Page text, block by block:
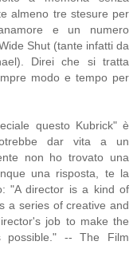
almeno tre stesure per
e un numero
Shut (tante infatti da
Direi che si tratta
modo e tempo per
questo Kubrick" è
dar vita a un
non ho trovato una
una risposta, te la
"A director is a kind of
a series of creative and
job to make the
possible." -- The Film